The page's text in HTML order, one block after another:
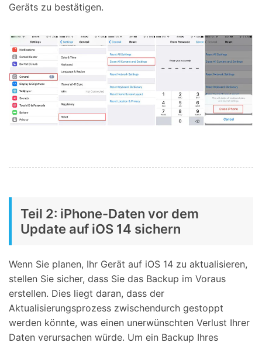
Geräts zu bestätigen.
Teil 2: iPhone-Daten vor dem
Update auf iOS 14 sichern
Wenn Sie planen, Ihr Gerät auf iOS 14 zu aktualisieren,
stellen Sie sicher, dass Sie das Backup im Voraus
erstellen. Dies liegt daran, dass der
Aktualisierungsprozess zwischendurch gestoppt
werden könnte, was einen unerwünschten Verlust Ihrer
Daten verursachen würde. Um ein Backup Ihres